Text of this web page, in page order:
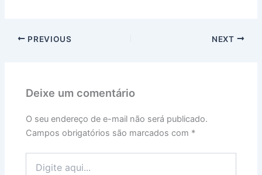
PREVIOUS NEXT
Deixe um comentário
O seu endereço de e-mail não será publicado.
Campos obrigatórios são marcados com *
aqui...